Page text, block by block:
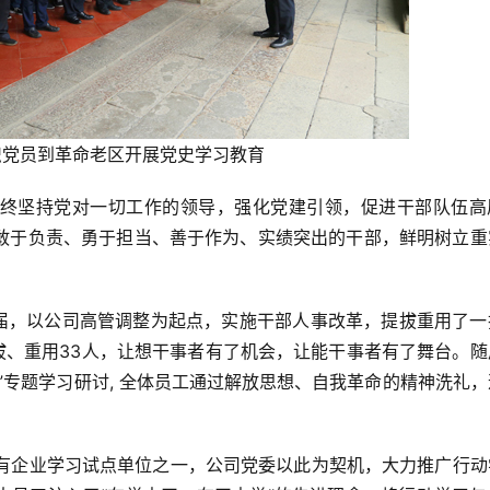
员到革命老区开展党史学习教育
坚持党对一切工作的领导，强化党建引领，促进干部队伍
负责、勇于担当、善于作为、实绩突出的干部，鲜明树立
以公司高管调整为起点，实施干部人事改革，提拔重用了
重用33人，让想干事者有了机会，让能干事者有了舞台。
题学习研讨, 全体员工通过解放思想、自我革命的精神洗礼
业学习试点单位之一，公司党委以此为契机，大力推广行